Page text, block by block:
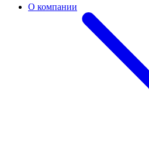
О компании